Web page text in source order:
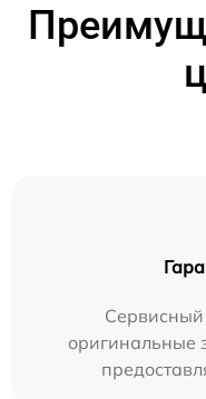
Сервисный
оригинальные